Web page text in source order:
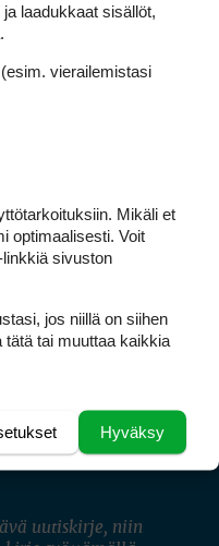
uutiskirje, niin
laadukkaat sisällöt,
vierailemis­tasi
Mikäli et
optimaalisesti. Voit
linkkiä sivuston
jos niillä on siihen
tai muuttaa kaikkia
Hyväksy